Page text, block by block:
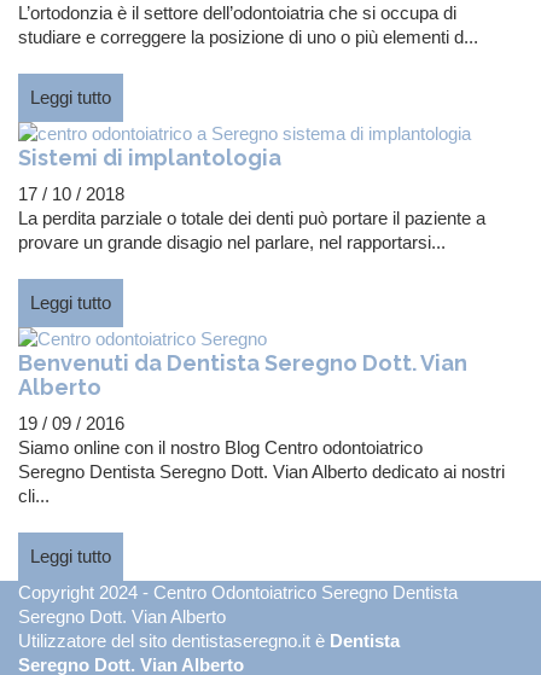
L’ortodonzia è il settore dell’odontoiatria che si occupa di
studiare e correggere la posizione di uno o più elementi d...
Leggi tutto
Sistemi di implantologia
17 / 10 / 2018
La perdita parziale o totale dei denti può portare il paziente a
provare un grande disagio nel parlare, nel rapportarsi...
Leggi tutto
Benvenuti da Dentista Seregno Dott. Vian
Alberto
19 / 09 / 2016
Siamo online con il nostro Blog Centro odontoiatrico
Seregno Dentista Seregno Dott. Vian Alberto dedicato ai nostri
cli...
Leggi tutto
Copyright 2024 - Centro Odontoiatrico Seregno Dentista
Seregno Dott. Vian Alberto
Utilizzatore del sito dentistaseregno.it è Dentista
Seregno Dott. Vian Alberto